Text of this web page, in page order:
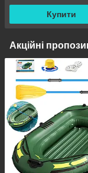
Купити
Акційні